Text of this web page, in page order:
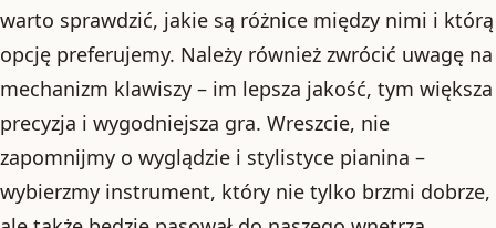
warto sprawdzić, jakie są różnice między nimi i którą
opcję preferujemy. Należy również zwrócić uwagę na
mechanizm klawiszy – im lepsza jakość, tym większa
precyzja i wygodniejsza gra. Wreszcie, nie
zapomnijmy o wyglądzie i stylistyce pianina –
wybierzmy instrument, który nie tylko brzmi dobrze,